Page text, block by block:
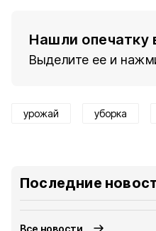
Нашли опечатку
Выделите ее и
урожай уборка
Последние
Все новости